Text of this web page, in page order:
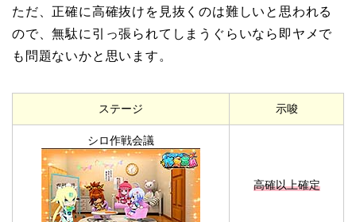
ただ、正確に高確抜けを見抜くのは難しいと思われる
ので、無駄に引っ張られてしまうぐらいなら即ヤメで
も問題ないかと思います。
ステージ 示唆
シロ作戦会議
高確以上確定